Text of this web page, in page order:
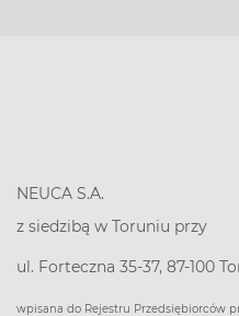
NEUCA S.A.
z siedzibą w Toruniu przy
ul. Forteczna 35-37, 87-100
wpisana do Rejestru Przedsiębiorców